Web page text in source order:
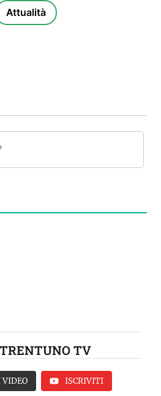
Attualità
TV
VIDEO ISCRIVITI